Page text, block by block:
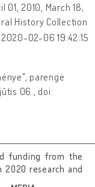
01, 2010, March 18,
History Collection
2020-02-06 19:42:15
parengė
06., doi:
funding from the
2020 research and
under grant